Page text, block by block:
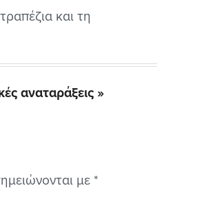
και τη
αναταράξεις »
με*